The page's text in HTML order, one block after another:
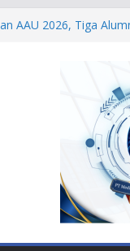
AAU 2026, Tiga
Akpol Dampingi
Bhakti 2026
Prajurit, Kodaeral V
Surabaya
Personel
World